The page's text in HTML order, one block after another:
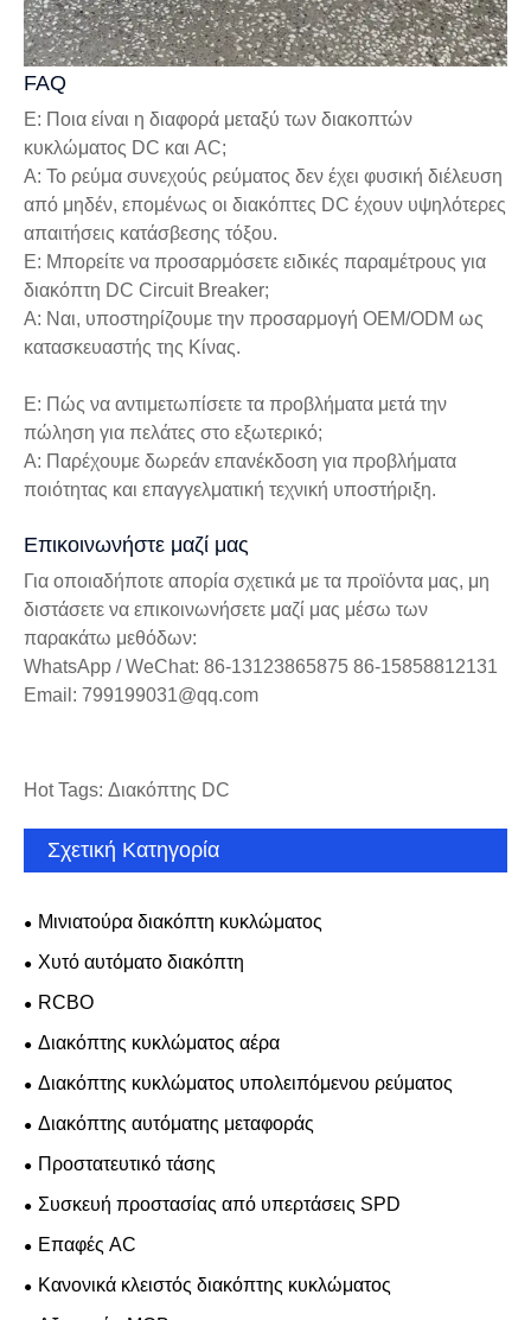
FAQ
Ε: Ποια είναι η διαφορά μεταξύ των διακοπτών
κυκλώματος DC και AC;
Α: Το ρεύμα συνεχούς ρεύματος δεν έχει φυσική διέλευση
από μηδέν, επομένως οι διακόπτες DC έχουν υψηλότερες
απαιτήσεις κατάσβεσης τόξου.
Ε: Μπορείτε να προσαρμόσετε ειδικές παραμέτρους για
διακόπτη DC Circuit Breaker;
Α: Ναι, υποστηρίζουμε την προσαρμογή OEM/ODM ως
κατασκευαστής της Κίνας.
Ε: Πώς να αντιμετωπίσετε τα προβλήματα μετά την
πώληση για πελάτες στο εξωτερικό;
Α: Παρέχουμε δωρεάν επανέκδοση για προβλήματα
ποιότητας και επαγγελματική τεχνική υποστήριξη.
Επικοινωνήστε μαζί μας
Για οποιαδήποτε απορία σχετικά με τα προϊόντα μας, μη
διστάσετε να επικοινωνήσετε μαζί μας μέσω των
παρακάτω μεθόδων:
WhatsApp / WeChat: 86-13123865875 86-15858812131
Email: 799199031@qq.com
Hot Tags: Διακόπτης DC
Σχετική Κατηγορία
Μινιατούρα διακόπτη κυκλώματος
Χυτό αυτόματο διακόπτη
RCBO
Διακόπτης κυκλώματος αέρα
Διακόπτης κυκλώματος υπολειπόμενου ρεύματος
Διακόπτης αυτόματης μεταφοράς
Προστατευτικό τάσης
Συσκευή προστασίας από υπερτάσεις SPD
Επαφές AC
Κανονικά κλειστός διακόπτης κυκλώματος